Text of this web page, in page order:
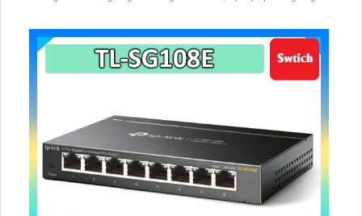
Color hồng ngoại tầm chiếu sáng lên tới 30 mét